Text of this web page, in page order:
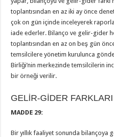
toplantısından en az iki ay önce
çok on gün içinde inceleyerek
iade ederler. Bilanço ve gelir-gider
toplantısından en az on beş gün
temsilcilere yönetim kurulunca
Birliği’nin merkezinde temsilcilerin
bir örneği verilir.
GELİR-GİDER
MADDE 29:
Bir yıllık faaliyet sonunda bilançoya